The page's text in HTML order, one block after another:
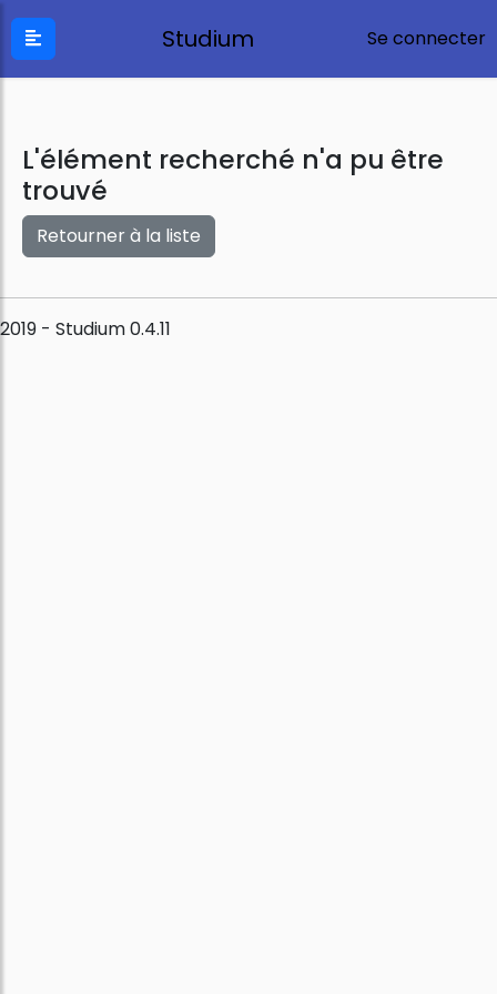
Studium Se connecter
L'élément recherché n'a pu être
trouvé
Retourner à la liste
2019 - Studium 0.4.11